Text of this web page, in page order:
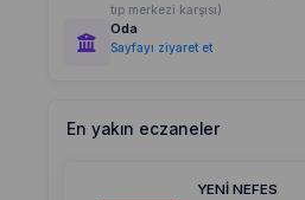
tıp merkezi karşısı)
Oda
Sayfayı ziyaret et
En yakın eczaneler
YENİ NEFES